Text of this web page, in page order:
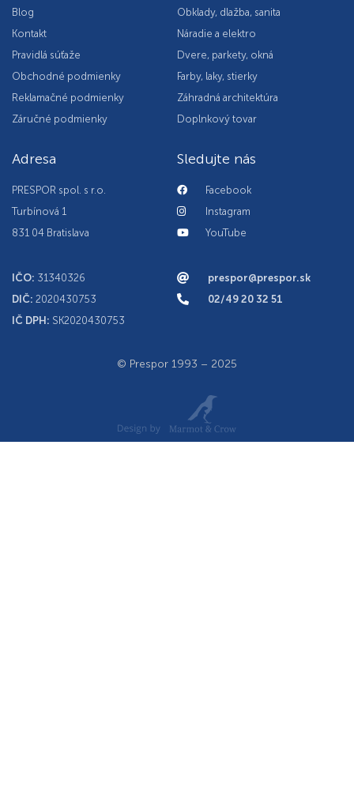
Blog
Kontakt
Pravidlá súťaže
Obchodné podmienky
Reklamačné podmienky
Záručné podmienky
Obklady, dlažba, sanita
Náradie a elektro
Dvere, parkety, okná
Farby, laky, stierky
Záhradná architektúra
Doplnkový tovar
Adresa
PRESPOR spol. s r.o.
Turbínová 1
831 04 Bratislava
IČO: 31340326
DIČ: 2020430753
IČ DPH: SK2020430753
Sledujte nás
Facebook
Instagram
YouTube
prespor@prespor.sk
02/49 20 32 51
© Prespor 1993 – 2025